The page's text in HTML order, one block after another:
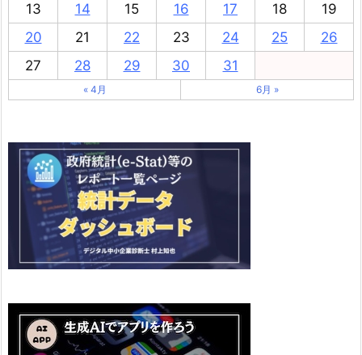
13
14 15 16 17 18
19
20
21 22 23 24 25
26
27
28 29 30 31
« 4月 6月 »